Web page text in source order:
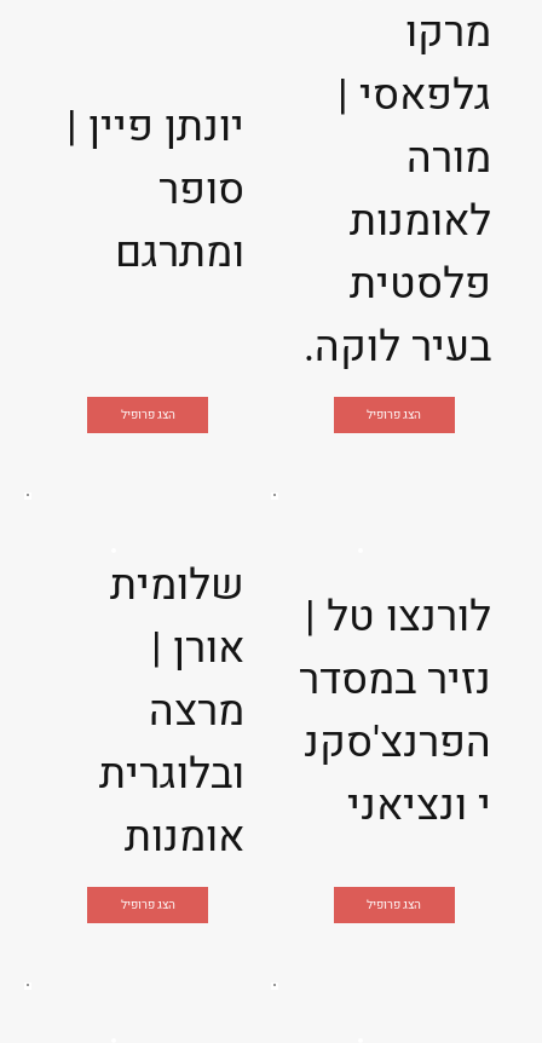
יונתן פיין |
סופר
ומתרגם
הצג פרופיל
מרקו
גלפאסי |
מורה
לאומנות
פלסטית
בעיר לוקה.
הצג פרופיל
שלומית
אורן |
מרצה
ובלוגרית
אומנות
הצג פרופיל
לורנצו טל |
נזיר במסדר
הפרנצ'סקנ
י ונציאני
הצג פרופיל